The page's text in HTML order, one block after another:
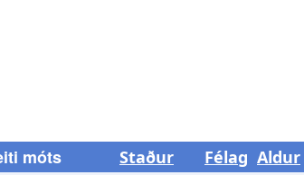
móts Staður Félag Aldur